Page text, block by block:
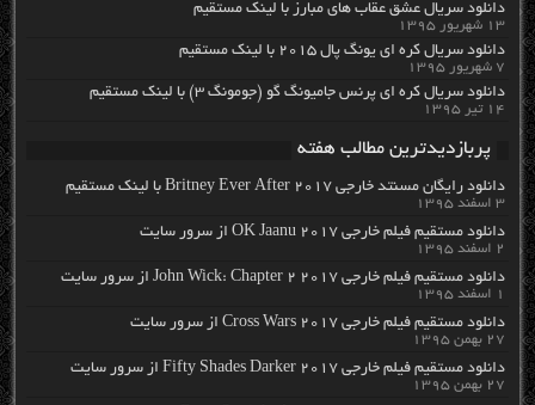
دانلود سریال عشق عقاب های مبارز با لینک مستقیم
۱۳ شهریور ۱۳۹۵
دانلود سریال کره ای یونگ پال ۲۰۱۵ با لینک مستقیم
۷ شهریور ۱۳۹۵
دانلود سریال کره ای پرنس جامیونگ گو (جومونگ ۳) با لینک مستقیم
۱۴ تیر ۱۳۹۵
پربازدیدترین مطالب هفته
دانلود رایگان مسنتد خارجی Britney Ever After 2017 با لینک مستقیم
۳ اسفند ۱۳۹۵
دانلود مستقیم فیلم خارجی OK Jaanu 2017 از سرور سایت
۲ اسفند ۱۳۹۵
دانلود مستقیم فیلم خارجی John Wick: Chapter 2 2017 از سرور سایت
۱ اسفند ۱۳۹۵
دانلود مستقیم فیلم خارجی Cross Wars 2017 از سرور سایت
۲۷ بهمن ۱۳۹۵
دانلود مستقیم فیلم خارجی Fifty Shades Darker 2017 از سرور سایت
۲۷ بهمن ۱۳۹۵